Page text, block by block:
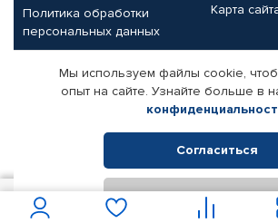
Политика обработки
персональных данных
Карта
Партнерам
Корпоративным клиентам
Поставщикам
Реквизиты
© КАМАЗ ЦЕНТР ДОНЕЦК, 2015-2026. Все права
Интернет-магазин автомобильных товаров
Мы используем файлы cookie,
опыт на сайте. Узнайте больше в
Согласиться
Отклонить